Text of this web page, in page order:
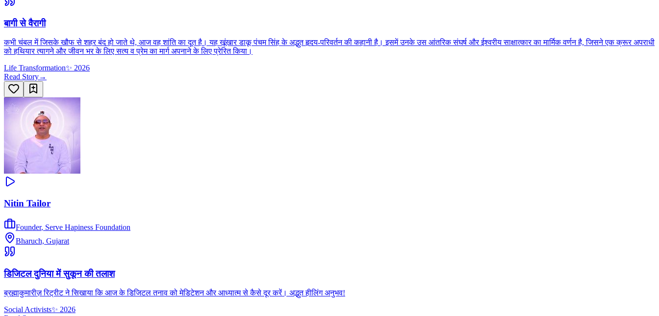
बागी से वैरागी
कभी चंबल में जिसके खौफ से शहर बंद हो जाते थे, आज वह शांति का दूत है। यह खूंखार डाकू पंचम सिंह के अद्भुत हृदय-परिवर्तन की कहानी है। इसमें उनके उस आंतरिक संघर्ष और ईश्वरीय साक्षात्कार का मार्मिक वर्णन है, जिसने एक क्रूर अपराधी
को हथियार त्यागने और जीवन भर के लिए सत्य व प्रेम का मार्ग अपनाने के लिए प्रेरित किया।
Life Transformation✨ 2026
Read Story→
Nitin Tailor
Founder, Serve Hapiness Foundation
Bharuch, Gujarat
डिजिटल दुनिया में सुकून की तलाश
ब्रह्माकुमारीज़ रिट्रीट ने सिखाया कि आज के डिजिटल तनाव को मेडिटेशन और आध्यात्म से कैसे दूर करें। अद्भुत हीलिंग अनुभव!
Social Activists✨ 2026